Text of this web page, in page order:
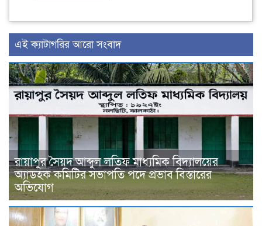
‍এই ক্যাটাগরির ‍আরো সংবাদ
রায়াপুর সৈয়দ আব্দুল লতিফ মাধ্যমিক বিদ্যালয়ের
অ্যাডহক কমিটির সভাপতি পদে প্রভাব বিস্তারের
অভিযোগ